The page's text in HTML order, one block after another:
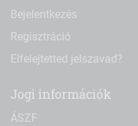
Bejelentkezés
Regisztráció
Elfelejtetted jelszavad?
Jogi információk
ÁSZF